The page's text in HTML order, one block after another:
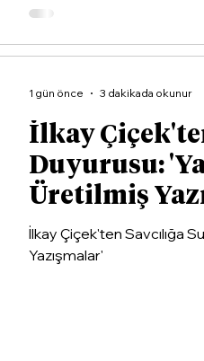
İlkay
Duyurusu:
Üretilmiş
İlkay Çiçek'ten Savcılığa
Yazışmalar'
1 gün önce 3 dakikada okunur